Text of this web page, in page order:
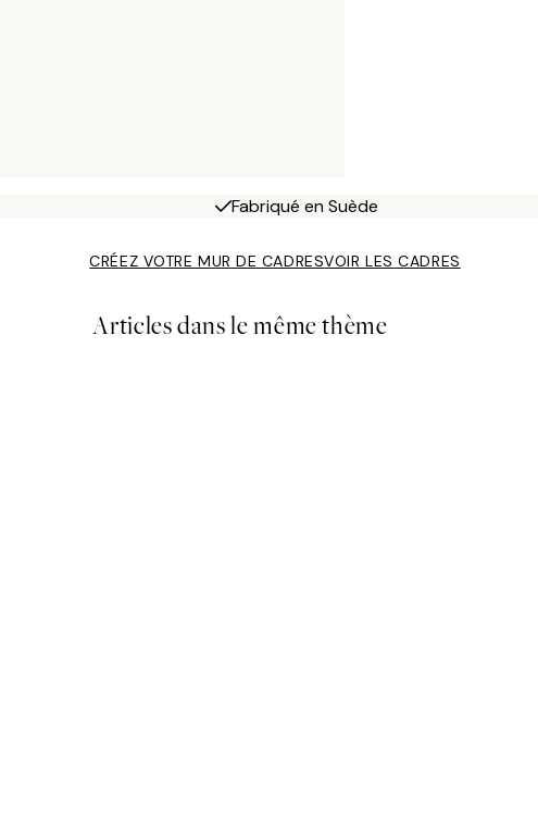
Fabriqué en Suède
CRÉEZ VOTRE MUR DE CADRESVOIR LES CADRES
Articles dans le même thème